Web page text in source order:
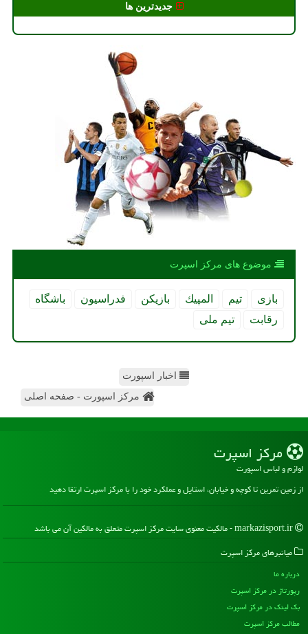
جدیدترین ها
موضوع های مركز اسپرت
بازی تیم المپیك بازیكن فدراسیون
باشگاه
رقابت
تیم ملی
اخبار اسپورت
مرکز اسپورت - صفحه اصلی
مركز اسپرت
لوازم و لباس اسپورت
از زمین تمرین تا کوچه و خیابان، استایل و عملکرد خود را با مرکز اسپرت ارتقا دهید
میانبرهای مركز اسپرت
درباره ما
رپورتاژ در مركز اسپرت
بک لینک در مركز اسپرت
مطالب مركز اسپرت